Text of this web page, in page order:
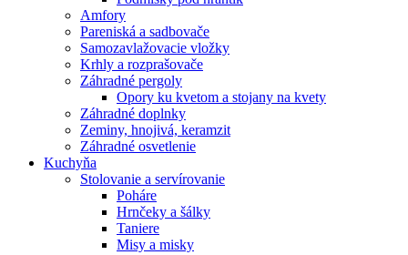
Amfory
Pareniská a sadbovače
Samozavlažovacie vložky
Krhly a rozprašovače
Záhradné pergoly
Opory ku kvetom a stojany na kvety
Záhradné doplnky
Zeminy, hnojivá, keramzit
Záhradné osvetlenie
Kuchyňa
Stolovanie a servírovanie
Poháre
Hrnčeky a šálky
Taniere
Misy a misky